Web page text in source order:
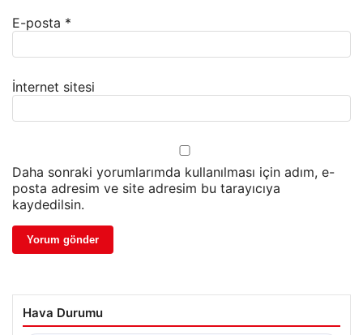
E-posta *
İnternet sitesi
Daha sonraki yorumlarımda kullanılması için adım, e-
posta adresim ve site adresim bu tarayıcıya
kaydedilsin.
Hava Durumu